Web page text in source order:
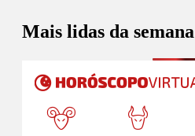
Mais lidas da semana